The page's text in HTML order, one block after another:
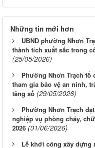
Những tin mới hơn
UBND phường Nhơn
thành tích xuất sắc trong
(25/05/2026)
Phường Nhơn Trạch
tham gia bảo vệ an ninh,
tảng số (29/05/2026)
Phường Nhơn Trạch
nghiệp vụ phòng cháy,
2026 (01/06/2026)
Lễ khởi công xây dựng